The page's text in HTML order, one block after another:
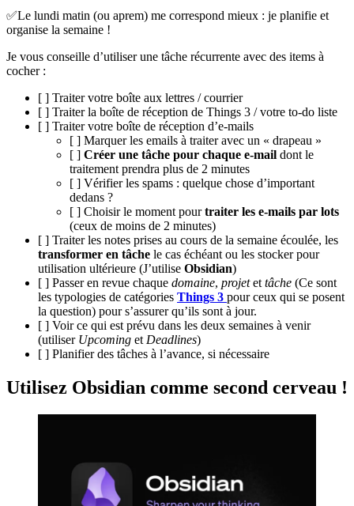
✅Le lundi matin (ou aprem) me correspond mieux : je planifie et
organise la semaine !
Je vous conseille d’utiliser une tâche récurrente avec des items à
cocher :
[ ] Traiter votre boîte aux lettres / courrier
[ ] Traiter la boîte de réception de Things 3 / votre to-do liste
[ ] Traiter votre boîte de réception d’e-mails
[ ] Marquer les emails à traiter avec un « drapeau »
[ ] Créer une tâche pour chaque e-mail dont le
traitement prendra plus de 2 minutes
[ ] Vérifier les spams : quelque chose d’important
dedans ?
[ ] Choisir le moment pourtraiter les e-mails par lots
(ceux de moins de 2 minutes)
[ ] Traiter les notes prises au cours de la semaine écoulée, les
transformer en tâche le cas échéant ou les stocker pour
utilisation ultérieure (J’utilise Obsidian)
[ ] Passer en revue chaque domaine, projetet tâche (Ce sont
les typologies de catégories Things 3 pour ceux qui se posent
la question) pour s’assurer qu’ils sont à jour.
[ ] Voir ce qui est prévu dans les deux semaines à venir
(utiliser Upcoming et Deadlines)
[ ] Planifier des tâches à l’avance, si nécessaire
Utilisez Obsidian comme second cerveau !